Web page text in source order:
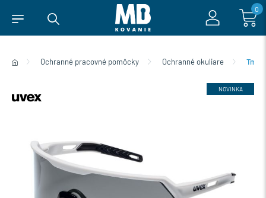
0
Ochranné pracovné pomôcky Ochranné okuliare
NOVINKA